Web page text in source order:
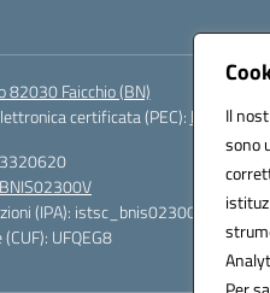
Il
sono
82030 Faicchio (BN)
certificata (PEC):
BNIS02300V
(IPA): istsc_bnis02300v
UFQEG8